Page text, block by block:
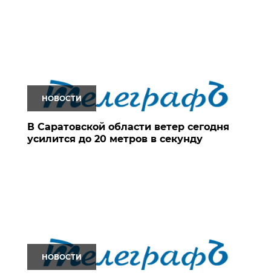
НОВОСТИ
В Саратовской области ветер сегодня
усилится до 20 метров в секунду
НОВОСТИ